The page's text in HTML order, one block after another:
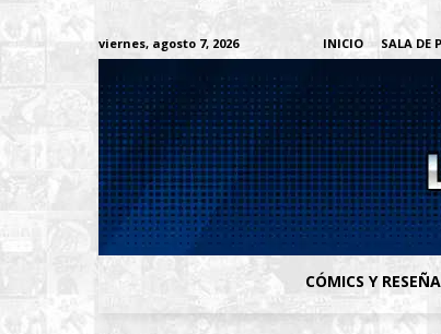
viernes, agosto 7, 2026 INICIO SALA DE
CÓMICS Y